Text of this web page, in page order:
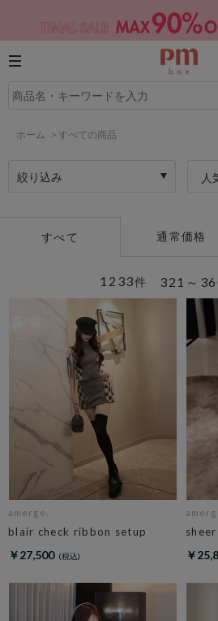
ホーム > すべての商品
絞り込み 人
すべて 通常価格
321～
1233件
amerge.
blair check ribbon setup
￥27,500 ￥